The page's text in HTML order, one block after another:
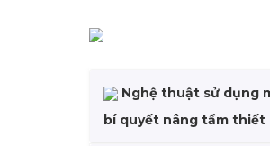
Nghệ thuật sử dụng
bí quyết nâng tầm thiết